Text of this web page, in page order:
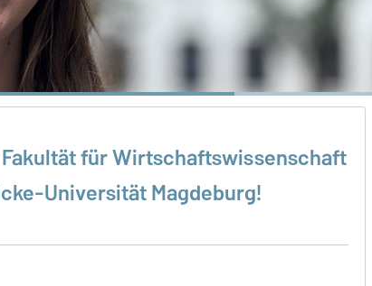
für Wirtschaftswissenschaft
Universität Magdeburg!